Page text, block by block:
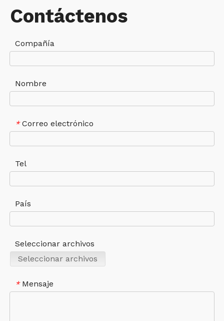
Contáctenos
Compañía
Nombre
* Correo electrónico
Tel
País
Seleccionar archivos
Seleccionar archivos
* Mensaje